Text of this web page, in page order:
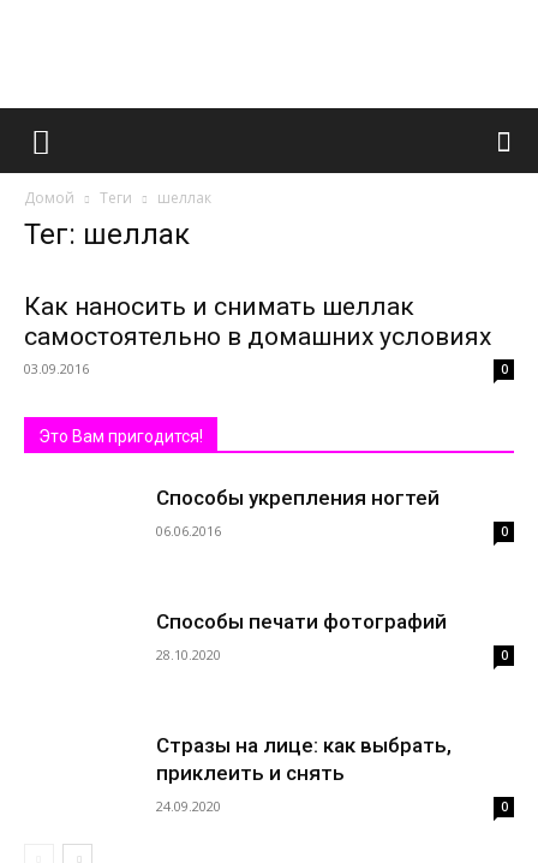
Французский
Домой Теги шеллак
Тег: шеллак
Как наносить и снимать шеллак
самостоятельно в домашних условиях
03.09.2016 0
Это Вам пригодится!
Способы укрепления ногтей
06.06.2016 0
Способы печати фотографий
28.10.2020 0
Стразы на лице: как выбрать,
приклеить и снять
24.09.2020 0